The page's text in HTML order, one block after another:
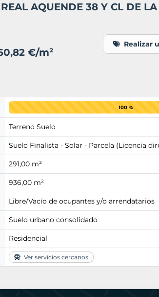
AQUENDE 38 Y CL DE
€/m²
Realizar
100 %
Terreno Suelo
Suelo Finalista - Solar - Parcela (Licencia
291,00 m²
936,00 m²
Libre/Vacío de ocupantes y/o arrendatarios
Suelo urbano consolidado
Residencial
Ver servicios cercanos